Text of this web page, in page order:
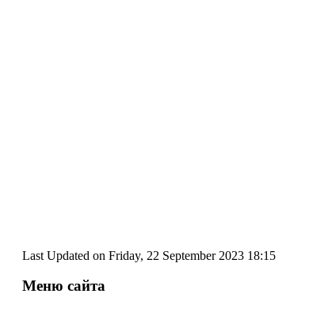
Last Updated on Friday, 22 September 2023 18:15
Меню сайта